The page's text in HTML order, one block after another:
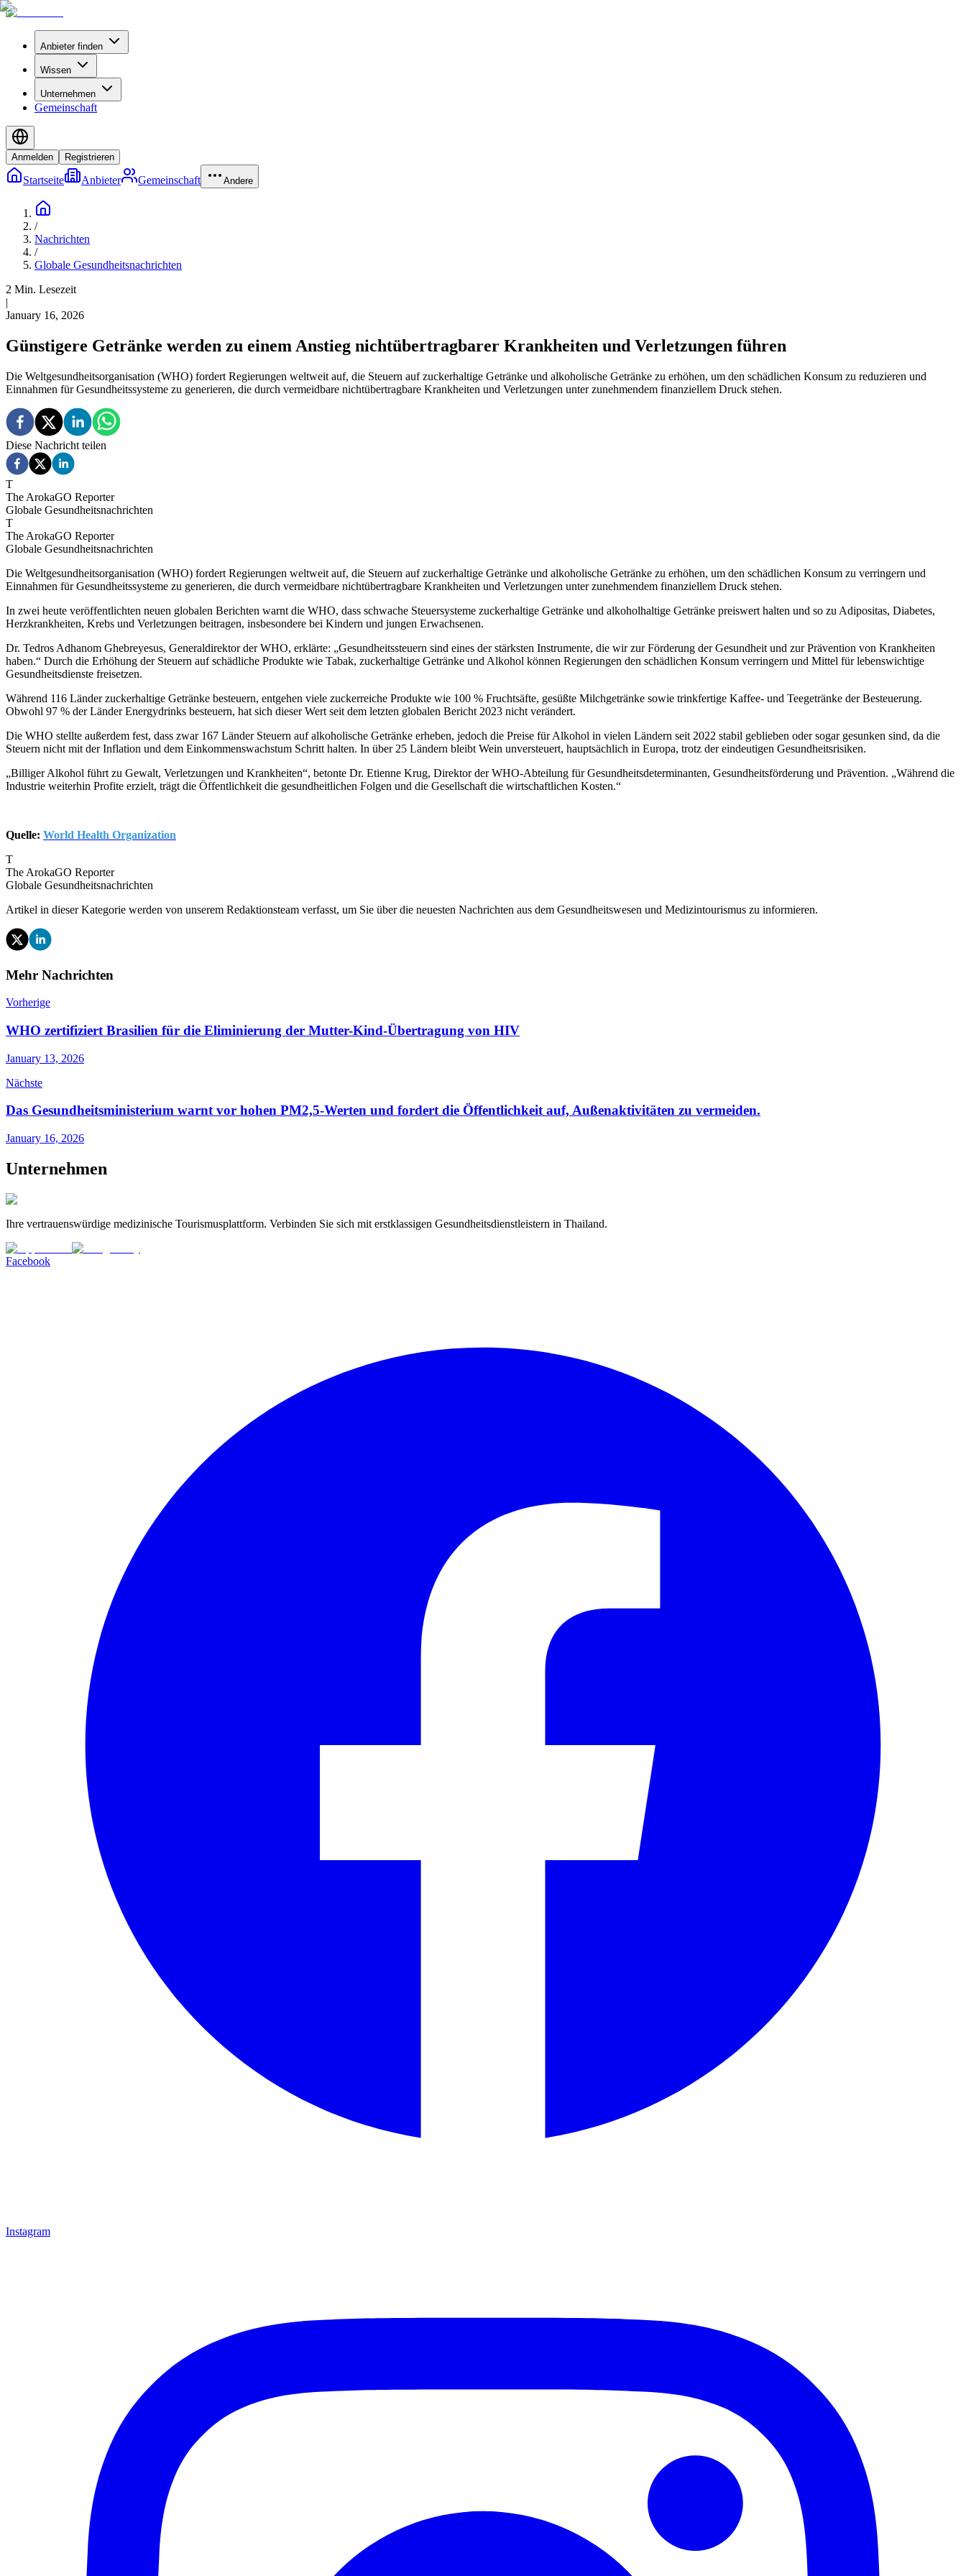
Anbieter finden
Wissen
Unternehmen
Gemeinschaft
Anmelden Registrieren
Startseite Anbieter Gemeinschaft Andere
/
Nachrichten
/
Globale Gesundheitsnachrichten
2 Min. Lesezeit
|
January 16, 2026
Günstigere Getränke werden zu einem Anstieg nichtübertragbarer Krankheiten und Verletzungen führen
Die Weltgesundheitsorganisation (WHO) fordert Regierungen weltweit auf, die Steuern auf zuckerhaltige Getränke und alkoholische Getränke zu erhöhen, um den schädlichen Konsum zu reduzieren und
Einnahmen für Gesundheitssysteme zu generieren, die durch vermeidbare nichtübertragbare Krankheiten und Verletzungen unter zunehmendem finanziellem Druck stehen.
Diese Nachricht teilen
T
The ArokaGO Reporter
Globale Gesundheitsnachrichten
T
The ArokaGO Reporter
Globale Gesundheitsnachrichten
Die Weltgesundheitsorganisation (WHO) fordert Regierungen weltweit auf, die Steuern auf zuckerhaltige Getränke und alkoholische Getränke zu erhöhen, um den schädlichen Konsum zu verringern und
Einnahmen für Gesundheitssysteme zu generieren, die durch vermeidbare nichtübertragbare Krankheiten und Verletzungen unter zunehmendem finanziellem Druck stehen.
In zwei heute veröffentlichten neuen globalen Berichten warnt die WHO, dass schwache Steuersysteme zuckerhaltige Getränke und alkoholhaltige Getränke preiswert halten und so zu Adipositas, Diabetes,
Herzkrankheiten, Krebs und Verletzungen beitragen, insbesondere bei Kindern und jungen Erwachsenen.
Dr. Tedros Adhanom Ghebreyesus, Generaldirektor der WHO, erklärte: „Gesundheitssteuern sind eines der stärksten Instrumente, die wir zur Förderung der Gesundheit und zur Prävention von Krankheiten
haben.“ Durch die Erhöhung der Steuern auf schädliche Produkte wie Tabak, zuckerhaltige Getränke und Alkohol können Regierungen den schädlichen Konsum verringern und Mittel für lebenswichtige
Gesundheitsdienste freisetzen.
Während 116 Länder zuckerhaltige Getränke besteuern, entgehen viele zuckerreiche Produkte wie 100 % Fruchtsäfte, gesüßte Milchgetränke sowie trinkfertige Kaffee- und Teegetränke der Besteuerung.
Obwohl 97 % der Länder Energydrinks besteuern, hat sich dieser Wert seit dem letzten globalen Bericht 2023 nicht verändert.
Die WHO stellte außerdem fest, dass zwar 167 Länder Steuern auf alkoholische Getränke erheben, jedoch die Preise für Alkohol in vielen Ländern seit 2022 stabil geblieben oder sogar gesunken sind, da die
Steuern nicht mit der Inflation und dem Einkommenswachstum Schritt halten. In über 25 Ländern bleibt Wein unversteuert, hauptsächlich in Europa, trotz der eindeutigen Gesundheitsrisiken.
„Billiger Alkohol führt zu Gewalt, Verletzungen und Krankheiten“, betonte Dr. Etienne Krug, Direktor der WHO-Abteilung für Gesundheitsdeterminanten, Gesundheitsförderung und Prävention. „Während die
Industrie weiterhin Profite erzielt, trägt die Öffentlichkeit die gesundheitlichen Folgen und die Gesellschaft die wirtschaftlichen Kosten.“
Quelle: World Health Organization
T
The ArokaGO Reporter
Globale Gesundheitsnachrichten
Artikel in dieser Kategorie werden von unserem Redaktionsteam verfasst, um Sie über die neuesten Nachrichten aus dem Gesundheitswesen und Medizintourismus zu informieren.
Mehr Nachrichten
Vorherige
WHO zertifiziert Brasilien für die Eliminierung der Mutter-Kind-Übertragung von HIV
January 13, 2026
Nächste
Das Gesundheitsministerium warnt vor hohen PM2,5-Werten und fordert die Öffentlichkeit auf, Außenaktivitäten zu vermeiden.
January 16, 2026
Unternehmen
Ihre vertrauenswürdige medizinische Tourismusplattform. Verbinden Sie sich mit erstklassigen Gesundheitsdienstleistern in Thailand.
Facebook
Instagram